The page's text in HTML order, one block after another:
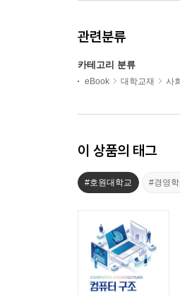
관련분류
카테고리 분류
eBook 대학교재 사
이 상품의 태그
#호원대학교 #경영